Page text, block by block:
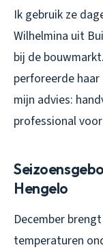
Ik gebruik ze
Wilhelmina uit
bij de
perforeerde haar
mijn advies:
professional
Hengelo
December
temperaturen